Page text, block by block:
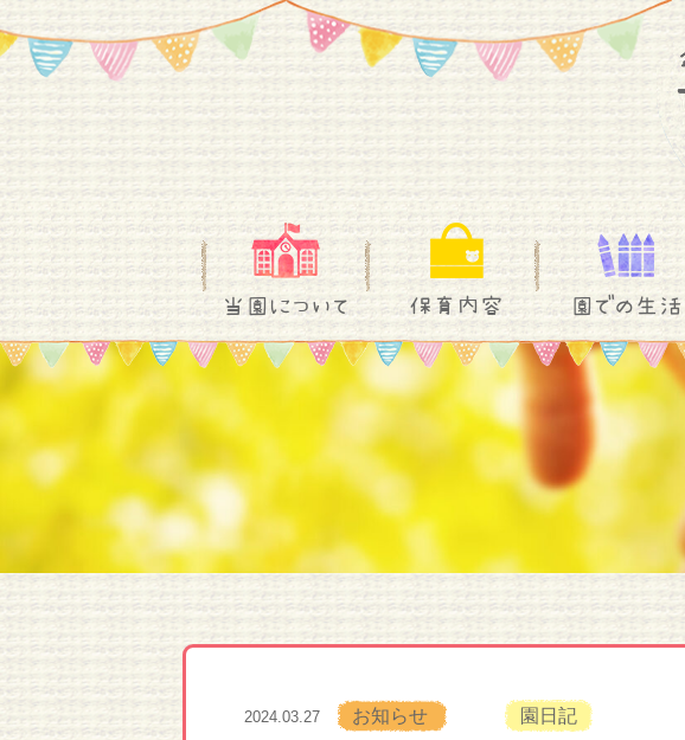
当園について 保育内容 園での生活
2024.03.27 お知らせ 園日記